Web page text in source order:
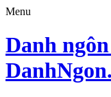
Menu
Danh